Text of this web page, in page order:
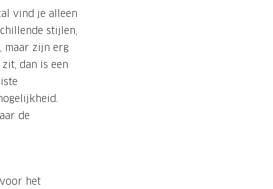
vind je alleen
stijlen,
maar zijn erg
dan is een
de
het